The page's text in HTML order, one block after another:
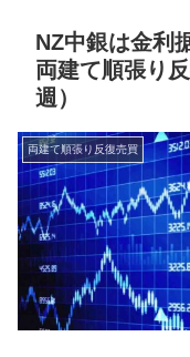
NZ中銀は金
両建て順張り
週）
両建て順張り反復売買